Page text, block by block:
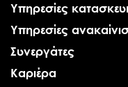
Υπηρεσίες
Υπηρεσίες
Συνεργάτες
Καριέρα